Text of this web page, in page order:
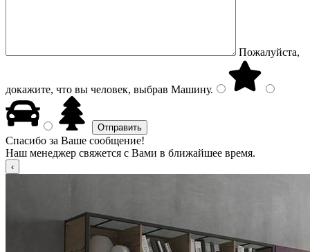
Пожалуйста,
докажите, что вы человек, выбрав Машину.
Спасибо за Ваше сообщение!
Наш менеджер свяжется с Вами в ближайшее время.